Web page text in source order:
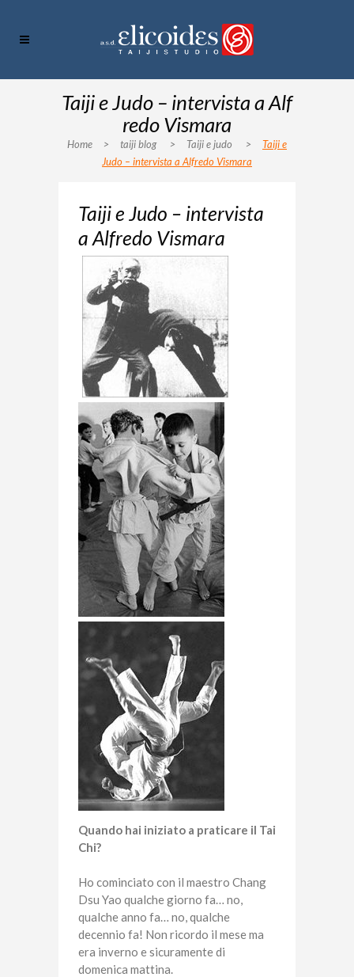
Taiji e Judo – intervista a Alf
redo Vismara
Home > taiji blog > Taiji e judo >
Taiji e
Judo – intervista a Alfredo Vismara
Taiji e Judo – intervista
a Alfredo Vismara
Quando hai iniziato a praticare il Tai
Chi?
Ho cominciato con il maestro Chang
Dsu Yao qualche giorno fa… no,
qualche anno fa… no, qualche
decennio fa! Non ricordo il mese ma
era inverno e sicuramente di
domenica mattina.